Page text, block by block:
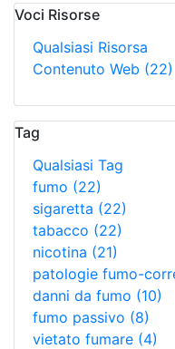
Voci Risorse
Qualsiasi Risorsa
Contenuto Web (22)
Tag
Qualsiasi Tag
fumo (22)
sigaretta (22)
tabacco (22)
nicotina (21)
patologie fumo-
danni da fumo (10)
fumo passivo (8)
vietato fumare (4)